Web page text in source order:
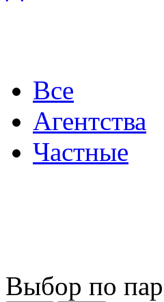
Все
Агентства
Частные
Выбор по